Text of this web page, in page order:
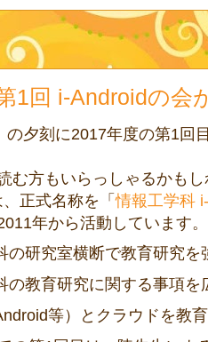
1回 i-Androidの会
の夕刻に2017年度の第1回
む方もいらっしゃるかも
正式名称を「情報工学科
年から活動しています。
の研究室横断で教育研究を
の教育研究に関する事項を
等）とクラウドを教